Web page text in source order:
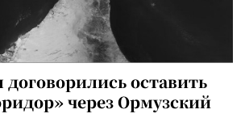
оставить
через Ормузский